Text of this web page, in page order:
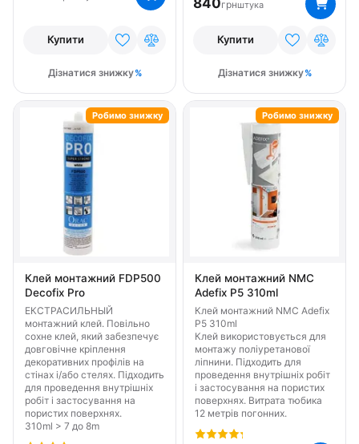
Купити
Дізнатися знижку
840грнштука
Купити
Дізнатися знижку
Клей монтажний FDP500
Decofix Pro
ЕКСТРАСИЛЬНЫЙ
монтажний клей. Повільно
сохне клей, який забезпечує
довговічне кріплення
декоративних профілів на
стінах і/або стелях. Підходить
для проведення внутрішніх
робіт і застосування на
пористих поверхнях.
310ml > 7 до 8m
Робимо знижку
Клей монтажний NMC
Adefix P5 310ml
Клей монтажний NMC Adefix
P5 310ml
Клей використовується для
монтажу поліуретанової
ліпнини. Підходить для
проведення внутрішніх робіт
і застосування на пористих
поверхнях. Витрата тюбика
12 метрів погонних.
Робимо знижку